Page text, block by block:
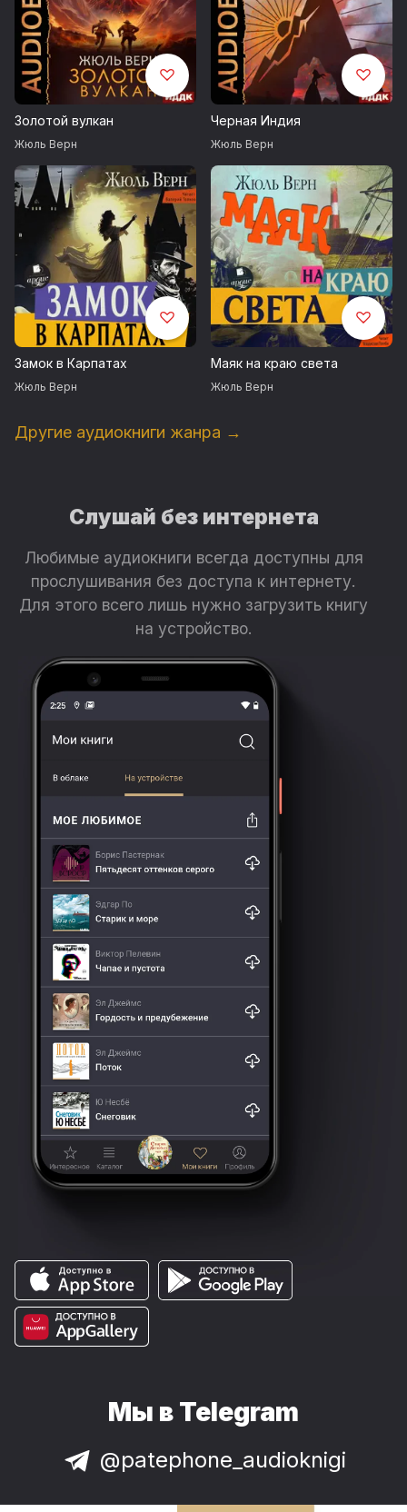
Золотой вулкан
Жюль Верн
Черная Индия
Жюль Верн
Замок в Карпатах
Жюль Верн
Маяк на краю света
Жюль Верн
Другие аудиокниги жанра →
Слушай без интернета
Любимые аудиокниги всегда доступны для
прослушивания без доступа к интернету.
Для этого всего лишь нужно загрузить книгу
на устройство.
Мы в Telegram
@patephone_audioknigi